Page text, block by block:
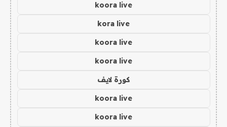
koora live
kora live
koora live
koora live
كورة لايف
koora live
koora live